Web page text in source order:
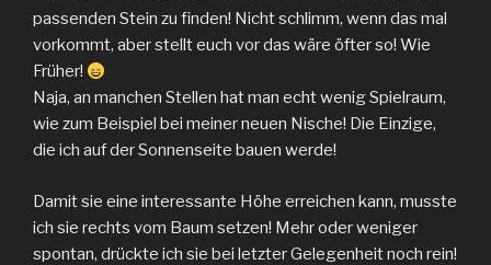
passenden Stein zu finden! Nicht schlimm, wenn das mal
vorkommt, aber stellt euch vor das wäre öfter so! Wie
Früher!
Naja, an manchen Stellen hat man echt wenig Spielraum,
wie zum Beispiel bei meiner neuen Nische! Die Einzige,
die ich auf der Sonnenseite bauen werde!
Damit sie eine interessante Höhe erreichen kann, musste
ich sie rechts vom Baum setzen! Mehr oder weniger
spontan, drückte ich sie bei letzter Gelegenheit noch rein!